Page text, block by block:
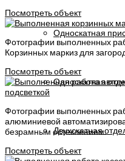
Односкатная
Односкатная
Двухскатная
Посмотреть объект
Фотографии выполненных
Корзинных маркиз для
Посмотреть объект
Фотографии выполненных
алюминиевой
безрамным остеклением.
Посмотреть объект